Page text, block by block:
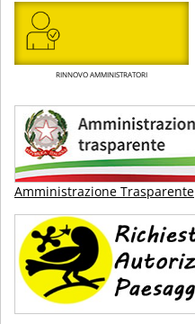
RINNOVO AMMINISTRATORI
Amministrazione Trasparente